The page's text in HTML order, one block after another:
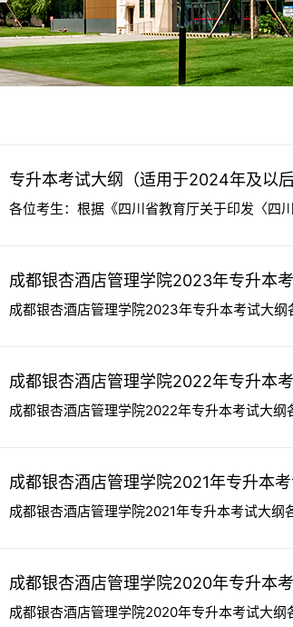
专升本考试大纲（适用于2024年及以后
各位考生：根据《四川省教育厅关于印发〈四
成都银杏酒店管理学院2023年专升本
成都银杏酒店管理学院2023年专升本考试大
成都银杏酒店管理学院2022年专升本
成都银杏酒店管理学院2022年专升本考试大
成都银杏酒店管理学院2021年专升本考
成都银杏酒店管理学院2021年专升本考试大
成都银杏酒店管理学院2020年专升本
成都银杏酒店管理学院2020年专升本考试大